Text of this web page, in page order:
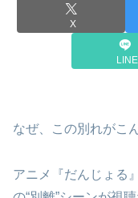
X
LINE
なぜ、この別れがこ
アニメ『だんじょる